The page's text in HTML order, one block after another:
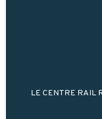
LE CENTRE RAIL